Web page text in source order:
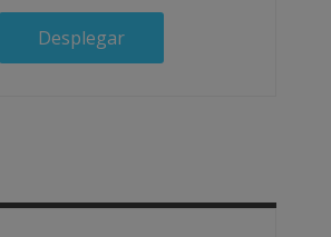
Desplegar